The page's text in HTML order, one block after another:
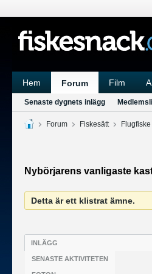
Hem Forum Film
Senaste dygnets inlägg
Forum Fiskesätt
Nybörjarens vanligaste
Detta är ett klistrat ämne.
INLÄGG
SENASTE AKTIVITETEN